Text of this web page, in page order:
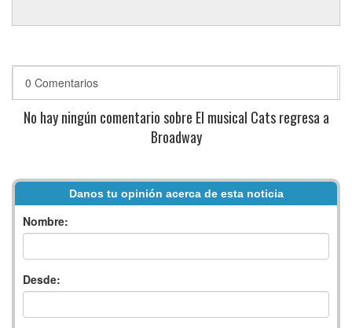
0 Comentarios
No hay ningún comentario sobre El musical Cats regresa a
Broadway
Danos tu opinión acerca de esta noticia
Nombre:
Desde: